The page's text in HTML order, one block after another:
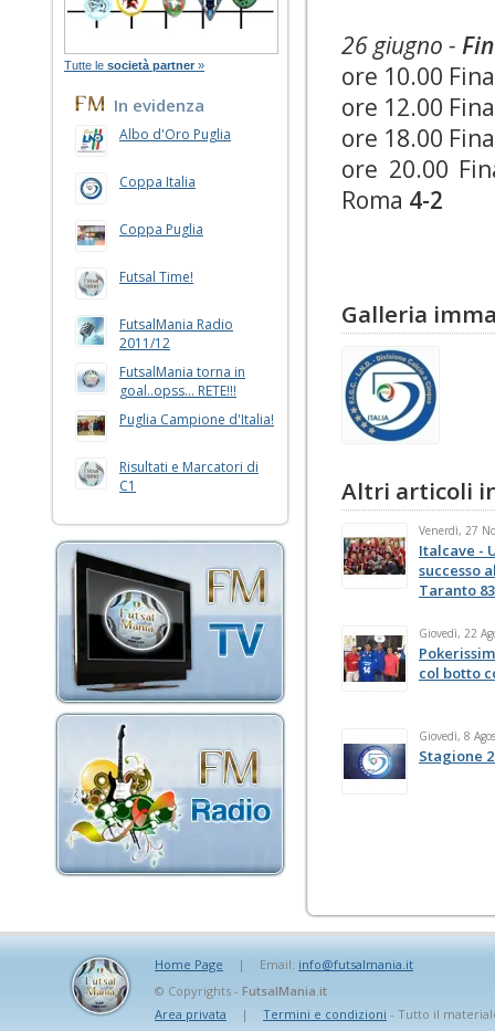
Tutte le società partner »
In evidenza
Albo d'Oro Puglia
Coppa Italia
Coppa Puglia
Futsal Time!
FutsalMania Radio
2011/12
FutsalMania torna in
goal..opss... RETE!!!
Puglia Campione d'Italia!
Risultati e Marcatori di
C1
26 giugno -
ore 10.00
ore 12.00
ore 18.00
ore 20.00
Roma 4-2
Galleria
Altri articoli
Venerdì, 27
Italcave -
successo
Taranto 83
Giovedì, 22
col botto
Giovedì, 8
Stagione
Home Page | Email: info@futsalmania.it
© Copyrights - FutsalMania.it
Area privata
| Termini e condizioni - Tutto il